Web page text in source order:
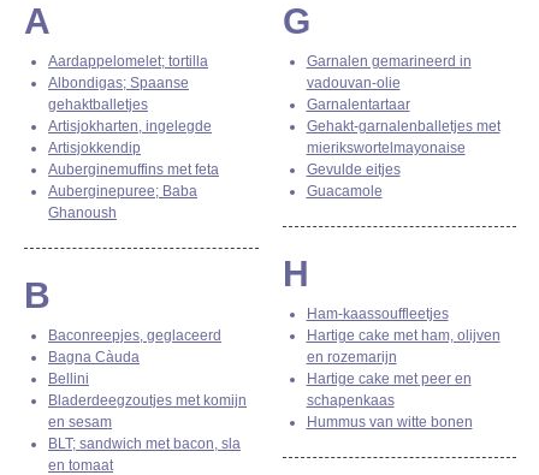
A
Aardappelomelet; tortilla
Albondigas; Spaanse
gehaktballetjes
Artisjokharten, ingelegde
Artisjokkendip
Auberginemuffins met feta
Auberginepuree; Baba
Ghanoush
B
Baconreepjes, geglaceerd
Bagna Càuda
Bellini
Bladerdeegzoutjes met komijn
en sesam
BLT; sandwich met bacon, sla
en tomaat
G
Garnalen gemarineerd in
vadouvan-olie
Garnalentartaar
Gehakt-garnalenballetjes met
mierikswortelmayonaise
Gevulde eitjes
Guacamole
H
Ham-kaassouffleetjes
Hartige cake met ham, olijven
en rozemarijn
Hartige cake met peer en
schapenkaas
Hummus van witte bonen